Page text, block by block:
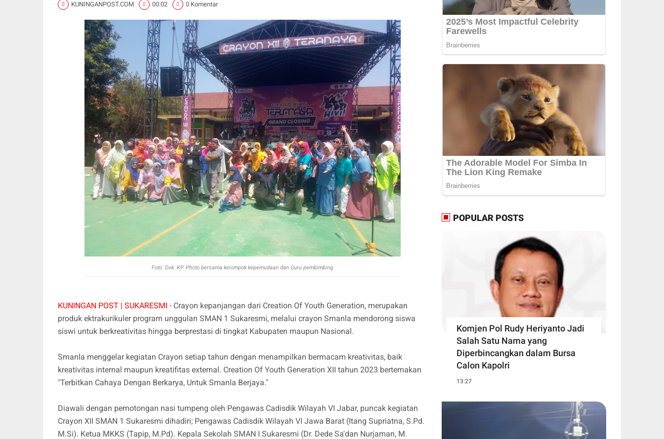
KUNINGANPOST.COM 00:02 0 Komentar
Foto: Dok. KP. Photo bersama kelompok kepemudaan dan Guru pembimbing
KUNINGAN POST | SUKARESMI - Crayon kepanjangan dari Creation Of Youth Generation, merupakan
produk ektrakurikuler program unggulan SMAN 1 Sukaresmi, melalui crayon Smanla mendorong siswa
siswi untuk berkreativitas hingga berprestasi di tingkat Kabupaten maupun Nasional.
Smanla menggelar kegiatan Crayon setiap tahun dengan menampilkan bermacam kreativitas, baik
kreativitas internal maupun kreatifitas external. Creation Of Youth Generation XII tahun 2023 bertemakan
"Terbitkan Cahaya Dengan Berkarya, Untuk Smanla Berjaya."
Diawali dengan pemotongan nasi tumpeng oleh Pengawas Cadisdik Wilayah VI Jabar, puncak kegiatan
Crayon XII SMAN 1 Sukaresmi dihadiri; Pengawas Cadisdik Wilayah VI Jawa Barat (Itang Supriatna, S.Pd.
M.Si). Ketua MKKS (Tapip, M.Pd). Kepala Sekolah SMAN I Sukaresmi (Dr. Dede Sa'dan Nurjaman, M.
POPULAR POSTS
Komjen Pol Rudy Heriyanto Jadi
Salah Satu Nama yang
Diperbincangkan dalam Bursa
Calon Kapolri
13:27